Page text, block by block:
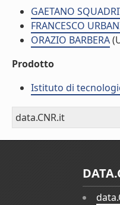
GAETANO
FRANCESCO
ORAZIO BARBERA
Prodotto
Istituto di
data.CNR.it